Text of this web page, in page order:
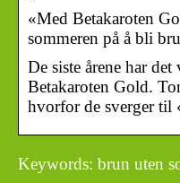
«Med Betakaroten
sommeren på å bli
De siste årene har
Betakaroten Gold.
hvorfor de sverger til
Keywords: brun uten